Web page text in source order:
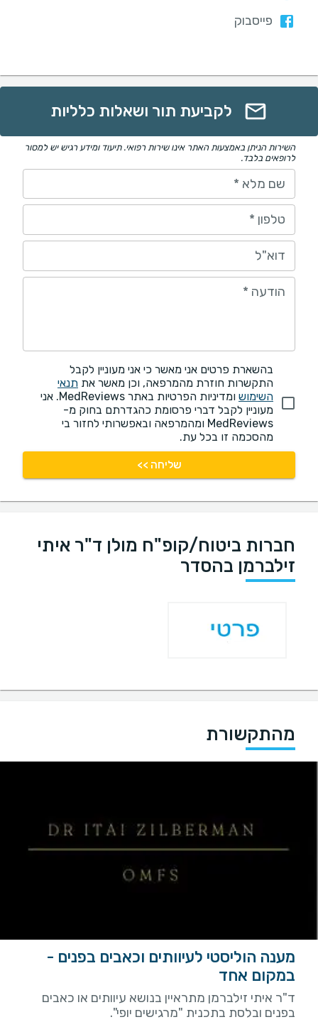
פייסבוק
לקביעת תור ושאלות כלליות
השירות הניתן באמצעות האתר אינו שירות רפואי. תיעוד ומידע רגיש יש למסור
לרופאים בלבד.
שם מלא *
טלפון *
דוא"ל
הודעה *
בהשארת פרטים אני מאשר כי אני מעוניין לקבל
התקשרות חוזרת מהמרפאה, וכן מאשר את תנאי
השימוש
ומדיניות הפרטיות באתר MedReviews. אני
מעוניין לקבל דברי פרסומת כהגדרתם בחוק מ-
MedReviews ומהמרפאה ובאפשרותי לחזור בי
מהסכמה זו בכל עת.
שליחה >>
חברות ביטוח/קופ"ח מולן ד"ר איתי
זילברמן בהסדר
מהתקשורת
מענה הוליסטי לעיוותים וכאבים בפנים -
במקום אחד
ד"ר איתי זילברמן מתראיין בנושא עיוותים או כאבים
בפנים ובלסת בתכנית "מרגישים יופי".